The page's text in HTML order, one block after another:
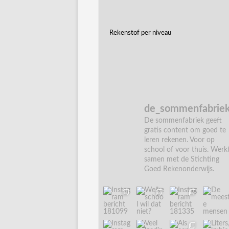
Rekenstof per niveau
De sommenfabriek geeft
gratis content om goed te
leren rekenen. Voor op
school of voor thuis.
samen met de Stichting
Goed Rekenonderwijs.